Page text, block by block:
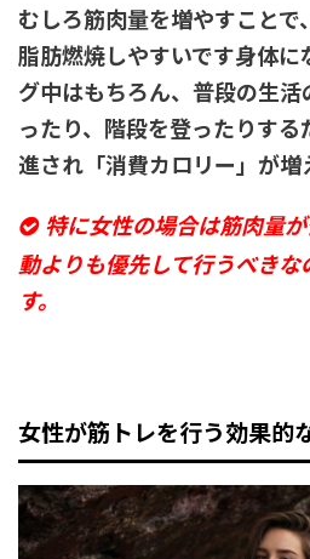
むしろ筋肉量を増やすことで
脂肪燃焼しやすいです身体に
グ中はもちろん、普段の生
ったり、階段を登ったりす
進され「消費カロリー」が増
特に女性の場合は筋肉量
動よりも優先して行うべき
す。
女性が筋トレを行う効果的